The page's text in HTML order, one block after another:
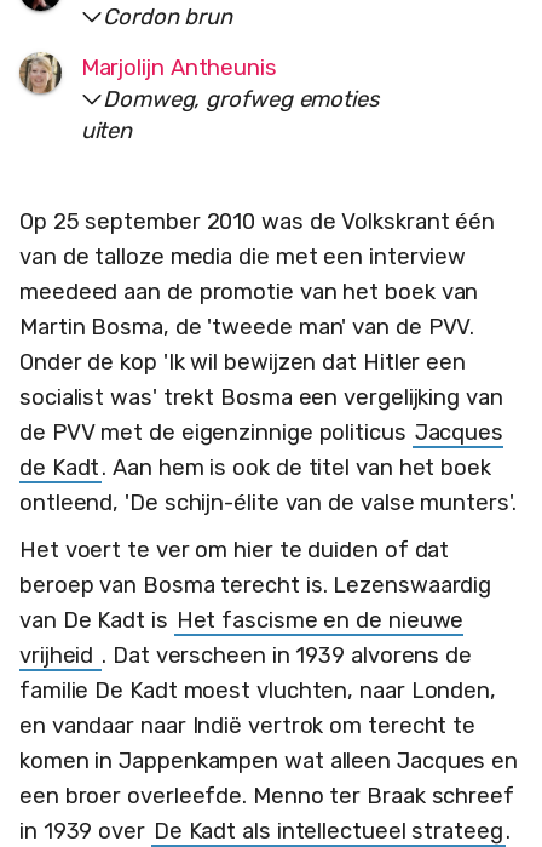
Cordon brun
Marjolijn Antheunis
Domweg, grofweg emoties
uiten
Op 25 september 2010 was de Volkskrant één
van de talloze media die met een interview
meedeed aan de promotie van het boek van
Martin Bosma, de 'tweede man' van de PVV.
Onder de kop 'Ik wil bewijzen dat Hitler een
socialist was' trekt Bosma een vergelijking van
de PVV met de eigenzinnige politicus Jacques
de Kadt. Aan hem is ook de titel van het boek
ontleend, 'De schijn-élite van de valse munters'.
Het voert te ver om hier te duiden of dat
beroep van Bosma terecht is. Lezenswaardig
van De Kadt is Het fascisme en de nieuwe
vrijheid . Dat verscheen in 1939 alvorens de
familie De Kadt moest vluchten, naar Londen,
en vandaar naar Indië vertrok om terecht te
komen in Jappenkampen wat alleen Jacques en
een broer overleefde. Menno ter Braak schreef
in 1939 over De Kadt als intellectueel strateeg.